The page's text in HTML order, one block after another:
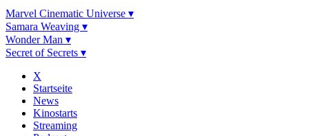
Marvel Cinematic Universe ▾
Samara Weaving ▾
Wonder Man ▾
Secret of Secrets ▾
X
Startseite
News
Kinostarts
Streaming